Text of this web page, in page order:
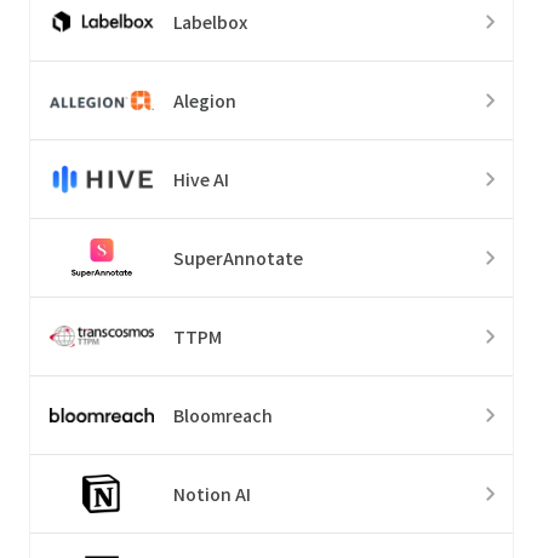
Labelbox
Alegion
Hive AI
SuperAnnotate
TTPM
Bloomreach
Notion AI